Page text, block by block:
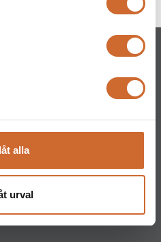
alla
urval